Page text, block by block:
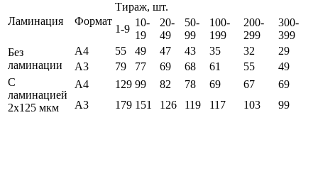
Ламинация Формат
Тираж, шт.
1-9
10-
19
20-
49
50-
99
100-
199
200-
299
300-
399
Без
ламинации
А4 55 49 47 43 35 32
29
А3
79 77 69 68 61 55
49
С
ламинацией
2х125 мкм
А4 129 99 82 78 69 67
69
А3
179 151 126 119 117 103 99